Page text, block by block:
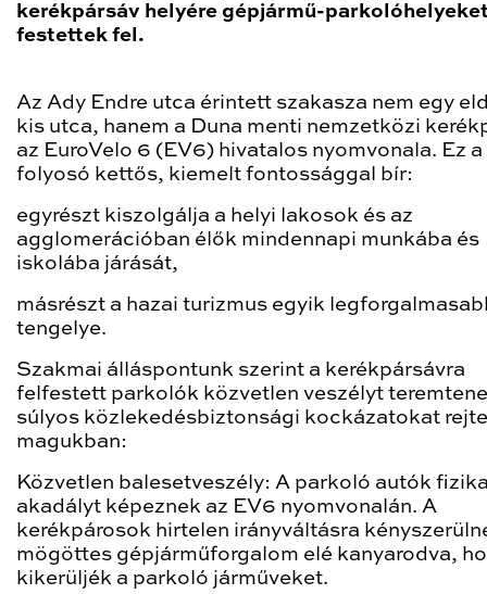
kerékpársáv helyére gépjármű-
festettek fel.
Az Ady Endre utca érintett szakasza nem egy
kis utca, hanem a Duna menti nemzetközi
az EuroVelo 6 (EV6) hivatalos nyomvonala. Ez a
folyosó kettős, kiemelt fontossággal bír:
egyrészt kiszolgálja a helyi lakosok és az
agglomerációban élők mindennapi munkába és
iskolába járását,
másrészt a hazai turizmus egyik
tengelye.
Szakmai álláspontunk szerint a kerékpársávra
felfestett parkolók közvetlen veszélyt
súlyos közlekedésbiztonsági kockázatokat
magukban:
Közvetlen balesetveszély: A parkoló autók
akadályt képeznek az EV6 nyomvonalán. A
kerékpárosok hirtelen irányváltásra
mögöttes gépjárműforgalom elé kanyarodva,
kikerüljék a parkoló járműveket.